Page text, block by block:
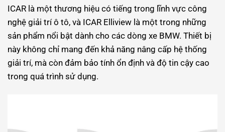
ICAR là một thương hiệu có tiếng trong lĩnh vực công
nghệ giải trí ô tô, và ICAR Elliview là một trong những
sản phẩm nổi bật dành cho các dòng xe BMW. Thiết bị
này không chỉ mang đến khả năng nâng cấp hệ thống
giải trí, mà còn đảm bảo tính ổn định và độ tin cậy cao
trong quá trình sử dụng.